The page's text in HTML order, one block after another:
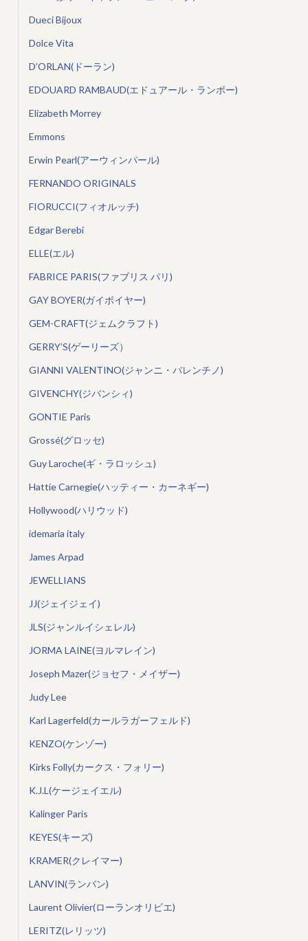
Dueci Bijoux
Dolce Vita
D’ORLAN(ドーラン)
EDOUARD RAMBAUD(エドュアール・ランボー)
Elizabeth Morrey
Emmons
Erwin Pearl(アーウィンパール)
FERNANDO ORIGINALS
FIORUCCI(フィオルッチ)
Edgar Berebi
ELLE(エル)
FABRICE PARIS(ファブリス パリ)
GAY BOYER(ガイボイヤー)
GEM-CRAFT(ジェムクラフト)
GERRY’S(ゲーリーズ）
GIANNI VALENTINO(ジャンニ・バレンチノ)
GIVENCHY(ジバンシィ)
GONTIE Paris
Grossé(グロッセ)
Guy Laroche(ギ・ラロッシュ)
Hattie Carnegie(ハッティー・カーネギー)
Hollywood(ハリウッド)
idemaria italy
James Arpad
JEWELLIANS
JJ(ジェイジェイ)
JLS(ジャンルイシェレル)
JORMA LAINE(ヨルマレイン)
Joseph Mazer(ジョセフ・メイザー)
Judy Lee
Karl Lagerfeld(カールラガーフェルド)
KENZO(ケンゾー)
Kirks Folly(カークス・フォリー)
K.J.L(ケージェイエル)
Kalinger Paris
KEYES(キーズ)
KRAMER(クレイマー)
LANVIN(ランバン)
Laurent Olivier(ローランオリビエ)
LERITZ(レリッツ)